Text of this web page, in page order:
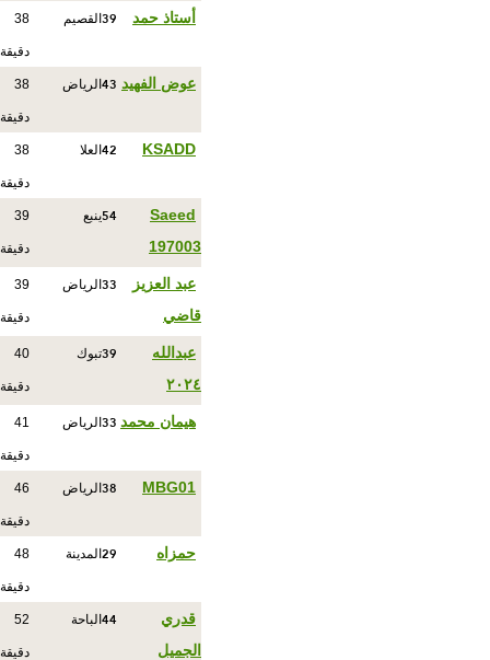
أستاذ حمد 39 القصيم 38
دقيقة
عوض الفهيد 43 الرياض 38
دقيقة
KSADD
42 العلا 38
دقيقة
Saeed
197003
54ينبع 39
دقيقة
عبد العزيز
قاضي
33 الرياض 39
دقيقة
عبدالله
٢٠٢٤
39تبوك 40
دقيقة
هيمان محمد 33 الرياض 41
دقيقة
MBG01
38 الرياض 46
دقيقة
حمزاه 29 المدينة 48
دقيقة
قدري
الجميل
44 الباحة 52
دقيقة